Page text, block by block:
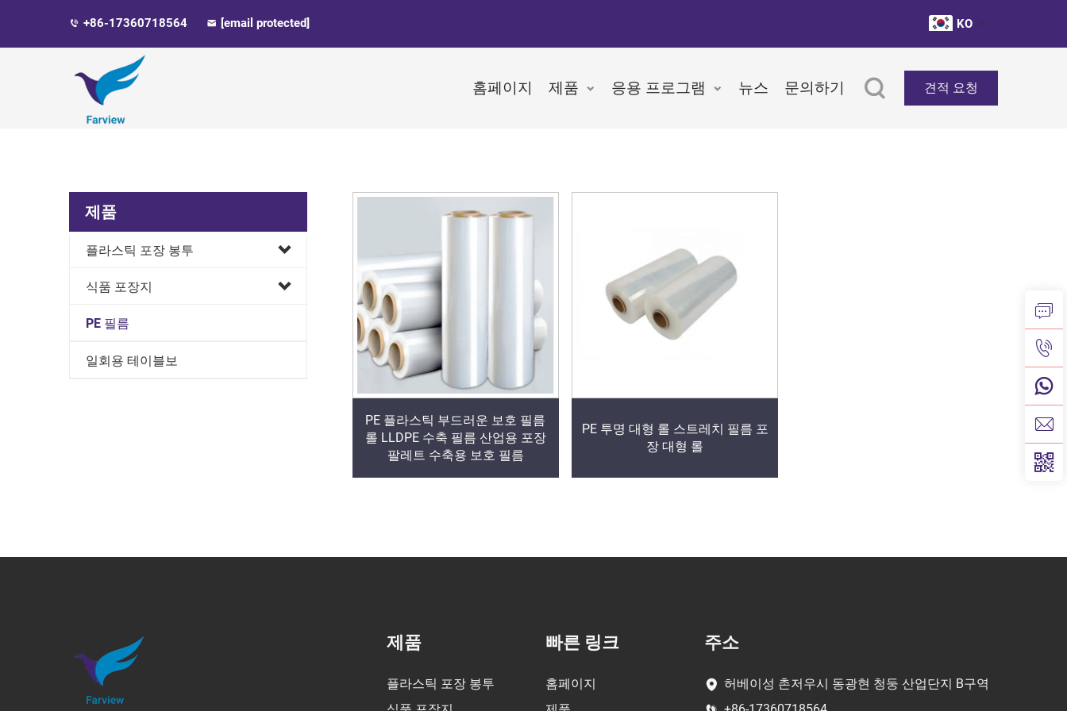
+86-17360718564 [email protected] KO
홈페이지 제품 응용 프로그램 뉴스 문의하기 견적 요청
제품
플라스틱 포장 봉투
식품 포장지
PE 필름
일회용 테이블보
PE 플라스틱 부드러운 보호 필름
롤 LLDPE 수축 필름 산업용 포장
팔레트 수축용 보호 필름
PE 투명 대형 롤 스트레치 필름 포
장 대형 롤
제품
플라스틱 포장 봉투
빠른 링크
홈페이지
주소
허베이성 촌저우시 동광현 청둥 산업단지 B구역